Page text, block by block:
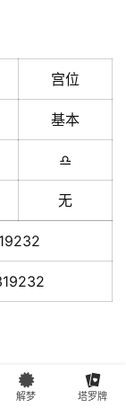
宫位
基本
♎️
无
解梦 塔罗牌